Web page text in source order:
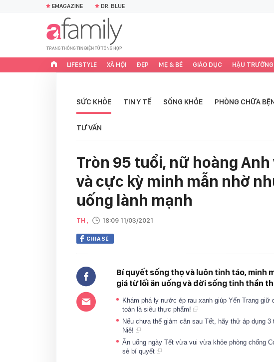
EMAGAZINE DR. BLUE
LIFESTYLE XÃ HỘI ĐẸP MẸ & BÉ GIÁO DỤC HẬU TRƯỜNG
SỨC KHỎE TIN Y TẾ SỐNG KHỎE PHÒNG CHỮA
TƯ VẤN
Tròn 95 tuổi, nữ hoàng
và cực kỳ minh mẫn nhờ
uống lành mạnh
TH , 18:09 11/03/2021
CHIA SẺ
Bí quyết sống thọ và luôn tỉnh táo, minh
giá từ lối ăn uống và đời sống tinh thần
Khám phá ly nước ép rau xanh giúp Yến Trang giữ
toàn là siêu thực phẩm!
Nếu chưa thể giảm cân sau Tết, hãy thử áp dụng 3
Niê!
Ăn uống ngày Tết vừa vui vừa khỏe phòng chống
sẻ bí quyết